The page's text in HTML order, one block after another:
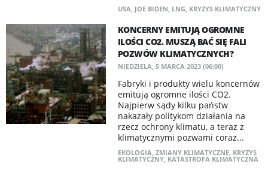
USA, JOE BIDEN, LNG, KRYZYS KLIMATYCZNY
KONCERNY EMITUJĄ OGROMNE
ILOŚCI CO2. MUSZĄ BAĆ SIĘ FALI
POZWÓW KLIMATYCZNYCH?
NIEDZIELA, 5 MARCA 2023 (06:00)
Fabryki i produkty wielu koncernów
emitują ogromne ilości CO2.
Najpierw sądy kilku państw
nakazały politykom działania na
rzecz ochrony klimatu, a teraz z
klimatycznymi pozwami coraz...
EKOLOGIA, ZMIANY KLIMATYCZNE, KRYZYS
KLIMATYCZNY, KATASTROFA KLIMATYCZNA